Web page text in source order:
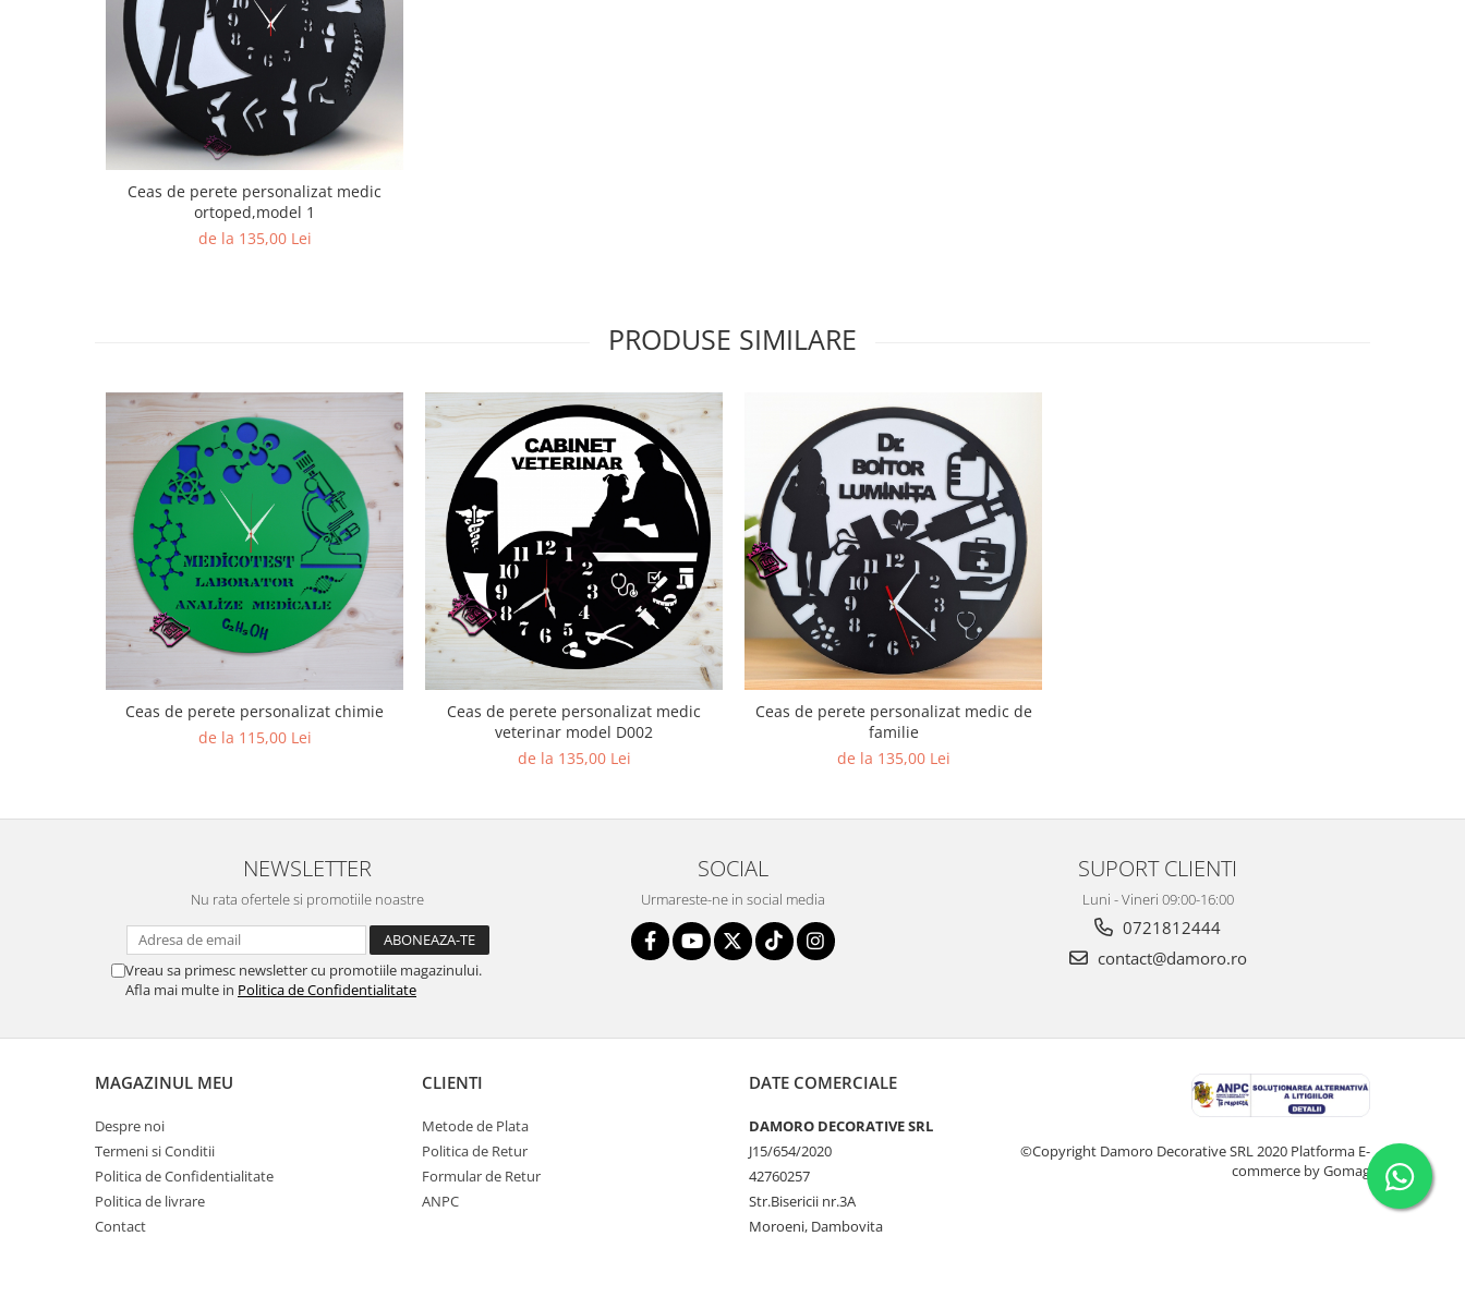
Ceas de perete personalizat medic
ortoped,model 1
de la 135,00 Lei
PRODUSE SIMILARE
Ceas de perete personalizat chimie
de la 115,00 Lei
Ceas de perete personalizat medic
veterinar model D002
de la 135,00 Lei
Ceas de perete personalizat medic de
familie
de la 135,00 Lei
NEWSLETTER
Nu rata ofertele si promotiile noastre
Vreau sa primesc newsletter cu promotiile magazinului.
Afla mai multe in Politica de Confidentialitate
SOCIAL
Urmareste-ne in social media
SUPORT CLIENTI
Luni - Vineri 09:00-16:00
0721812444
contact@damoro.ro
MAGAZINUL MEU
Despre noi
Termeni si Conditii
Politica de Confidentialitate
Politica de livrare
Contact
CLIENTI
Metode de Plata
Politica de Retur
Formular de Retur
ANPC
DATE COMERCIALE
DAMORO DECORATIVE SRL
J15/654/2020
42760257
Str.Bisericii nr.3A
Moroeni, Dambovita
©Copyright Damoro Decorative SRL 2020 Platforma E-
commerce by Gomag